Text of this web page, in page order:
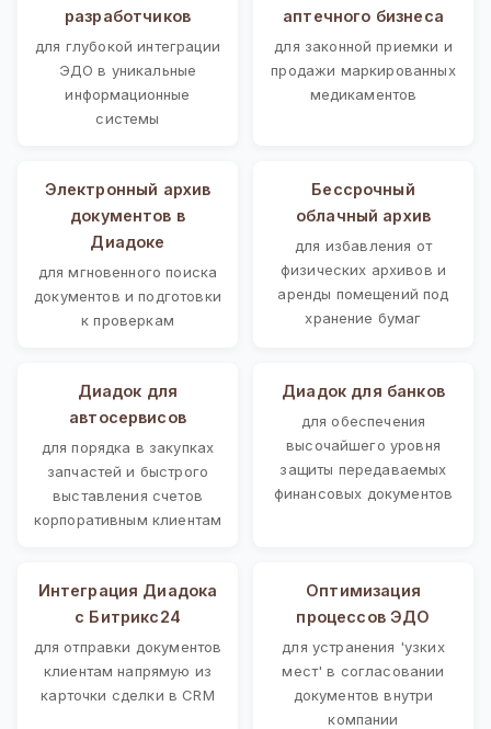
разработчиков
для глубокой интеграции
ЭДО в уникальные
информационные
системы
аптечного бизнеса
для законной приемки и
продажи маркированных
медикаментов
Электронный архив
документов в
Диадоке
для мгновенного поиска
документов и подготовки
к проверкам
Бессрочный
облачный архив
для избавления от
физических архивов и
аренды помещений под
хранение бумаг
Диадок для
автосервисов
для порядка в закупках
запчастей и быстрого
выставления счетов
корпоративным клиентам
Диадок для банков
для обеспечения
высочайшего уровня
защиты передаваемых
финансовых документов
Интеграция Диадока
с Битрикс24
для отправки документов
клиентам напрямую из
карточки сделки в CRM
Оптимизация
процессов ЭДО
для устранения 'узких
мест' в согласовании
документов внутри
компании